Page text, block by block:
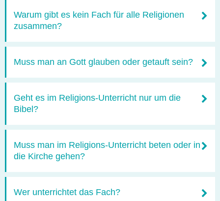
Warum gibt es kein Fach für alle Religionen
zusammen?
Muss man an Gott glauben oder getauft sein?
Geht es im Religions-Unterricht nur um die
Bibel?
Muss man im Religions-Unterricht beten oder in
die Kirche gehen?
Wer unterrichtet das Fach?